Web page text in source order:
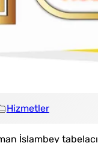
Hizmetler
İslambey